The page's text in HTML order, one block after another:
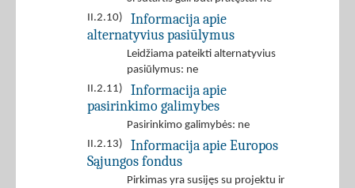
II.2.10)
Informacija apie
alternatyvius pasiūlymus
Leidžiama pateikti alternatyvius
pasiūlymus: ne
II.2.11)
Informacija apie
pasirinkimo galimybes
Pasirinkimo galimybės: ne
II.2.13)
Informacija apie Europos
Sąjungos fondus
Pirkimas yra susijęs su projektu ir